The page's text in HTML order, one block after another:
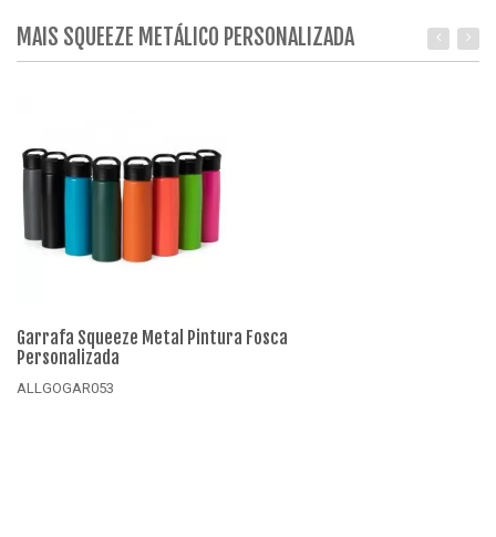
MAIS SQUEEZE METÁLICO PERSONALIZADA
Garrafa Squeeze Metal Pintura Fosca
Personalizada
ALLGOGAR053